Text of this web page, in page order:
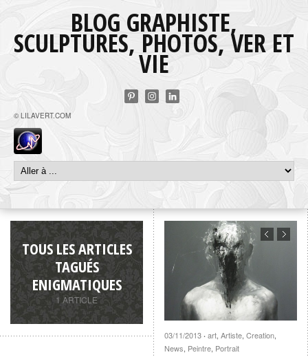
BLOG GRAPHISTE,
SCULPTURES, PHOTOS, VER ET
VIE
© LILAVERT.COM
TOUS LES ARTICLES
TAGUÉS
ENIGMATIQUES
1 ARTICLE
03/11/2013 · art, Artiste, Creation,
News, Peintre, Portrait